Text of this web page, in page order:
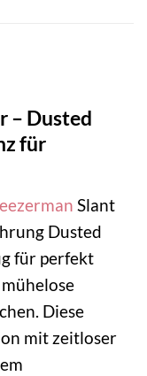
– Dusted
für
Slant
Dusted
für perfekt
Diese
mit zeitloser